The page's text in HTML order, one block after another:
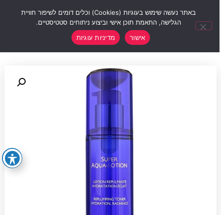
באתר נעשה שימוש בעוגיות (Cookies) וכלים דומים לשיפור חוויית
הגלישה, התאמת תוכן אישי וביצוע ניתוחים סטטיסטיים.
אישור
מדיניות עוגיות